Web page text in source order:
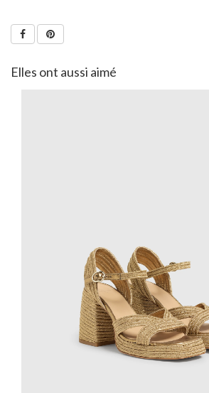
Elles ont aussi aimé